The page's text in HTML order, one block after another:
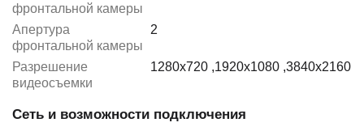
фронтальной камеры
Апертура
фронтальной камеры
2
Разрешение
видеосъемки
1280x720 ,1920x1080 ,3840x2160
Сеть и возможности подключения